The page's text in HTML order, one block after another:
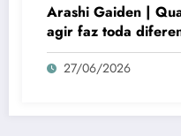
Arashi Gaiden |
agir faz toda
27/06/2026